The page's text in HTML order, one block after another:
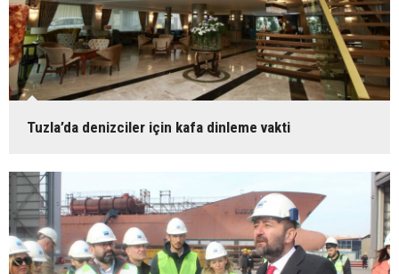
Tuzla’da denizciler için kafa dinleme vakti